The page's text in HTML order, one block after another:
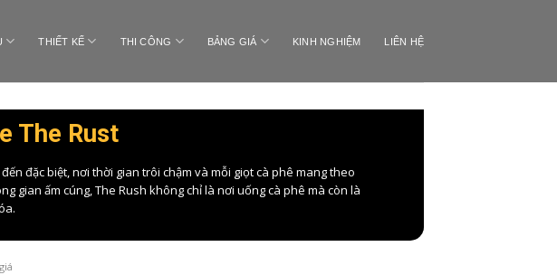
THIẾT KẾ THI CÔNG BẢNG GIÁ KINH NGHIỆM LIÊN HỆ
The Rust
đặc biệt, nơi thời gian trôi chậm và mỗi giọt cà phê mang theo
gian ấm cúng, The Rush không chỉ là nơi uống cà phê mà còn là